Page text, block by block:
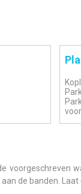
voor
voorgeschreven
de banden. Laat